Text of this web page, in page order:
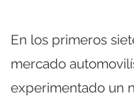
En los primeros
mercado
experimentado un